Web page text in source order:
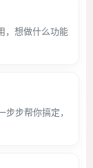
，想做什么功能
步帮你搞定，